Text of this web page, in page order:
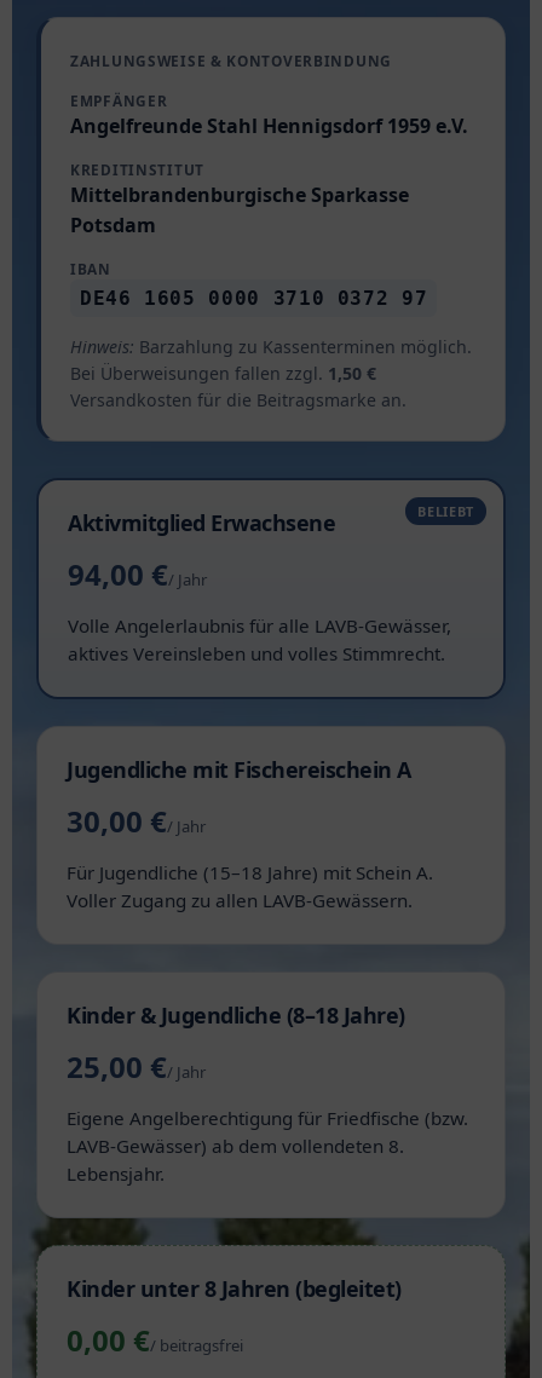
Angeln für Anfänger
Angeln in Deutschland – der große Guide
Angeln in Brandenburg – mit & ohne Schein
Kleine Fischkunde
ZAHLUNGSWEISE & KONTOVERBINDUNG
EMPFÄNGER
Angelfreunde Stahl Hennigsdorf 1959 e.V.
KREDITINSTITUT
Mittelbrandenburgische Sparkasse
Potsdam
IBAN
DE46 1605 0000 3710 0372 97
Hinweis: Barzahlung zu Kassenterminen möglich.
Bei Überweisungen fallen zzgl. 1,50 €
Versandkosten für die Beitragsmarke an.
Aktivmitglied Erwachsene
94,00 €/ Jahr
Volle Angelerlaubnis für alle LAVB-Gewässer,
aktives Vereinsleben und volles Stimmrecht.
Jugendliche mit Fischereischein A
30,00 €/ Jahr
Für Jugendliche (15–18 Jahre) mit Schein A.
Voller Zugang zu allen LAVB-Gewässern.
Kinder & Jugendliche (8–18 Jahre)
25,00 €/ Jahr
Eigene Angelberechtigung für Friedfische (bzw.
LAVB-Gewässer) ab dem vollendeten 8.
Lebensjahr.
Kinder unter 8 Jahren (begleitet)
0,00 €/ beitragsfrei